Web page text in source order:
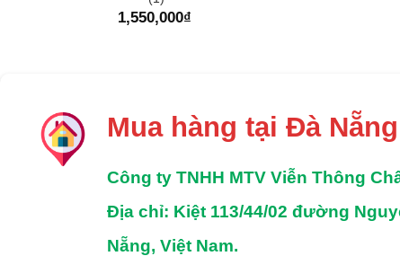
1,550,000₫
Mua hàng tại Đà Nẵng
Công ty TNHH MTV Viễn Thông
Địa chỉ: Kiệt 113/44/02 đường
Nẵng, Việt Nam.